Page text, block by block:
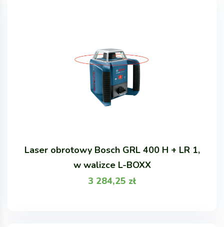
Laser obrotowy Bosch GRL 400 H + LR 1,
w walizce L-BOXX
3 284,25 zł